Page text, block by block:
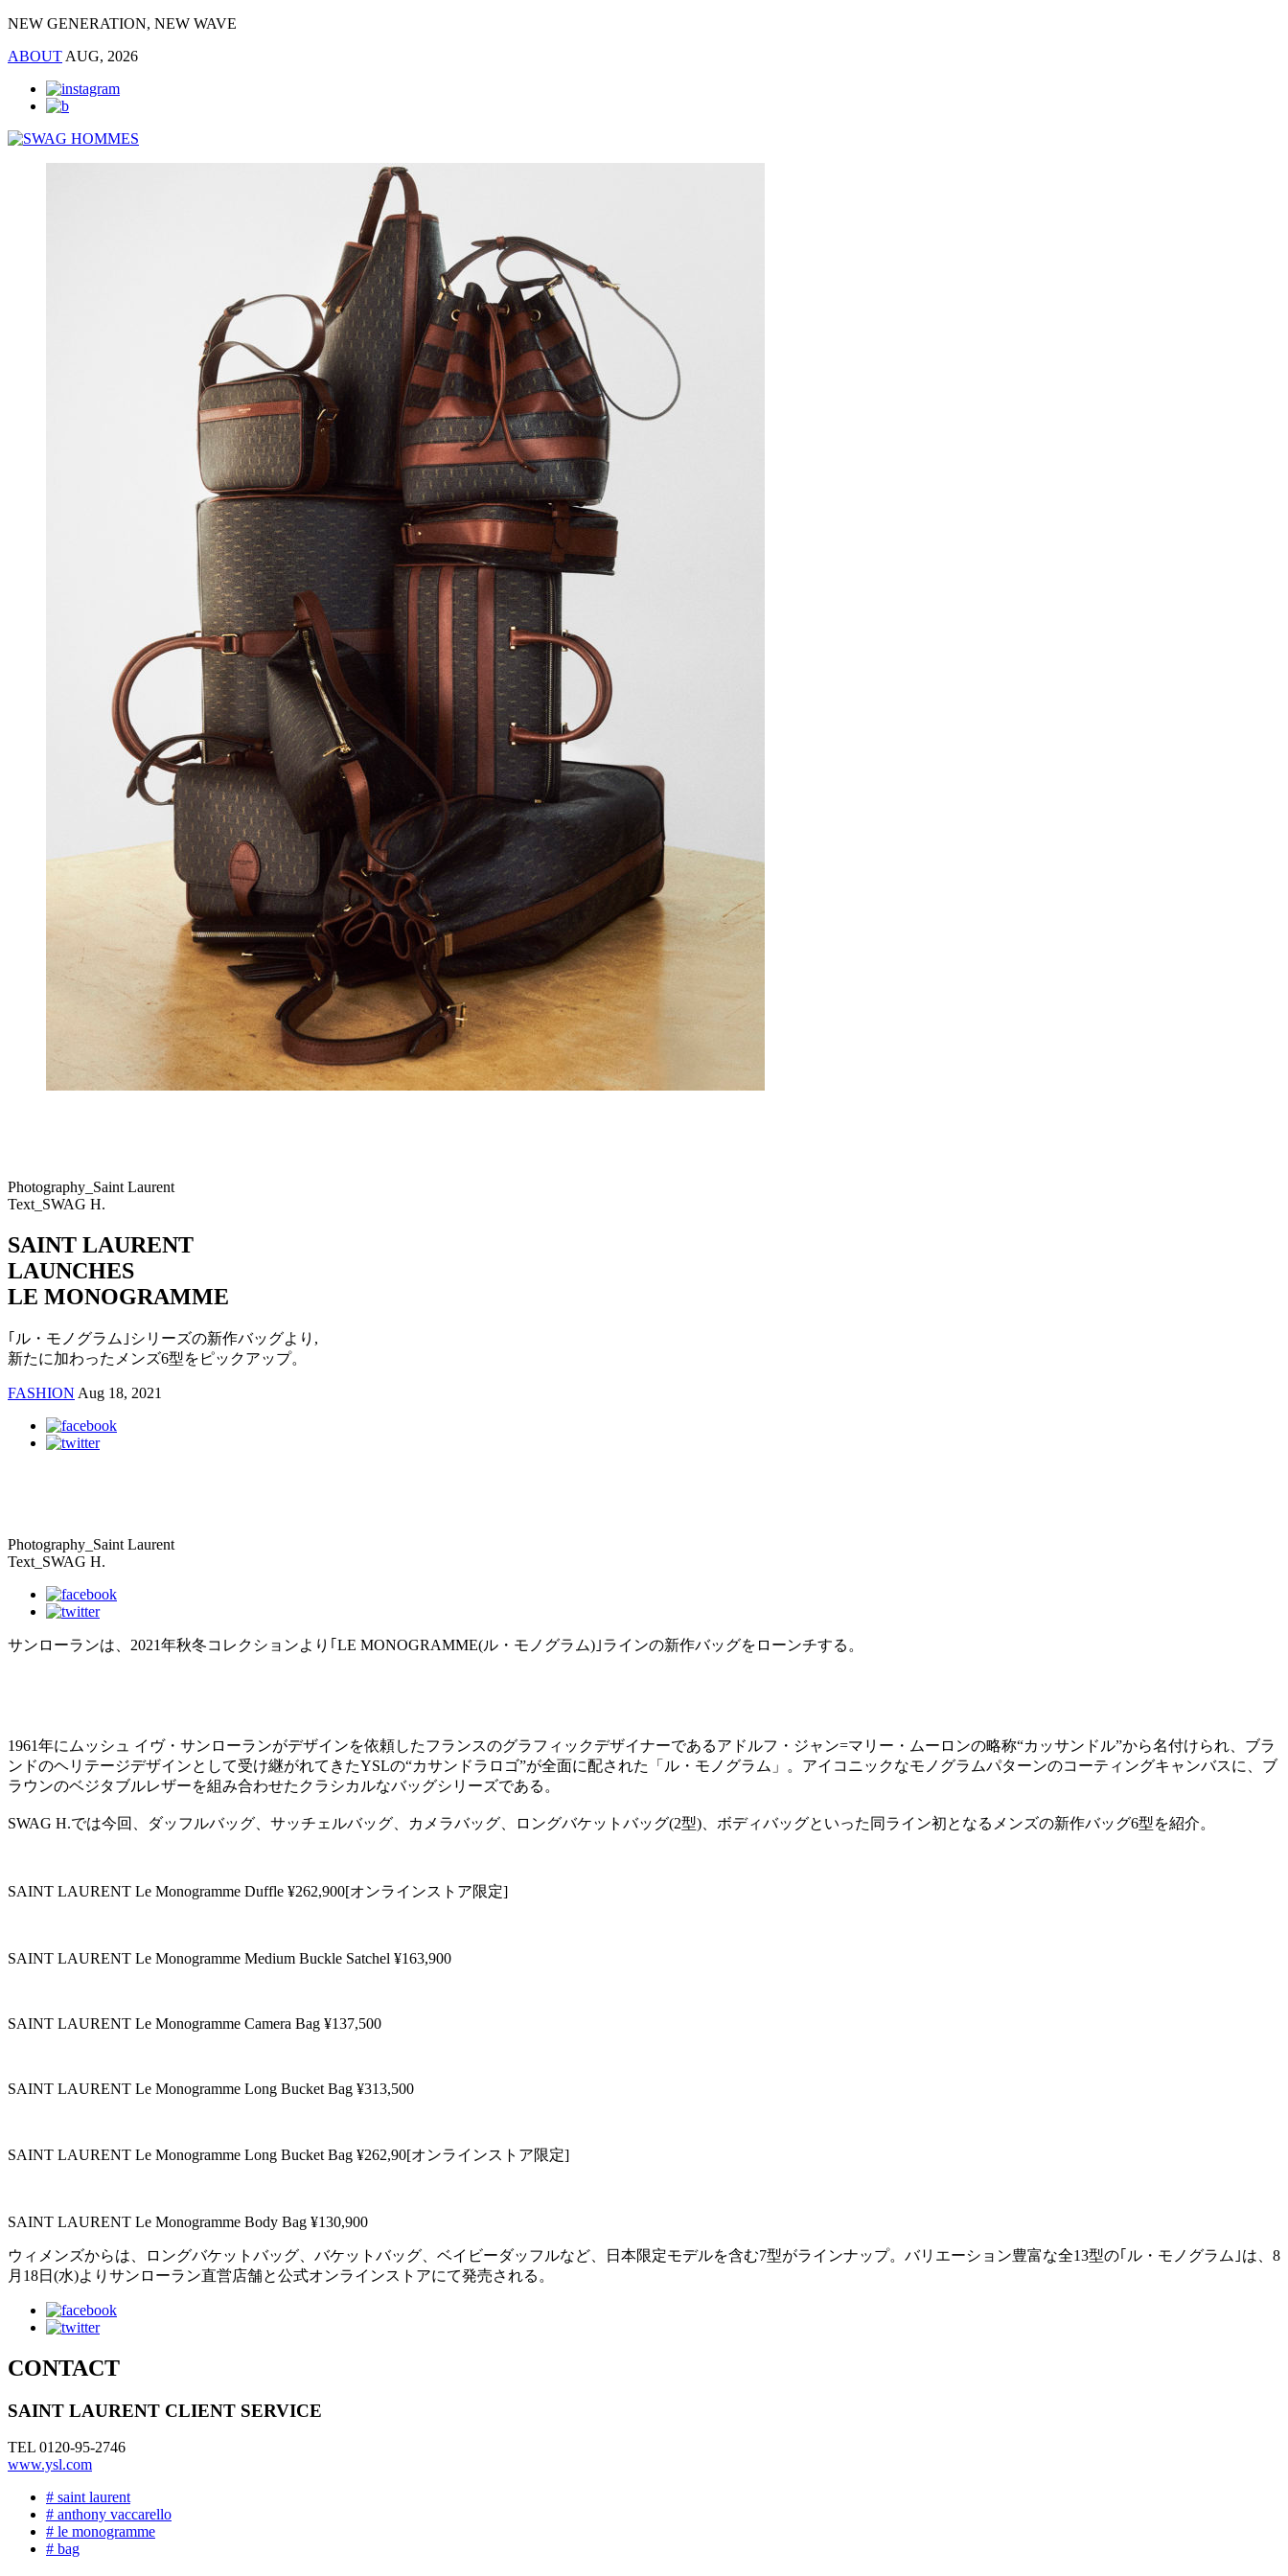
NEW GENERATION, NEW WAVE
ABOUT AUG, 2026
Photography_Saint Laurent
Text_SWAG H.
SAINT LAURENT
LAUNCHES
LE MONOGRAMME
｢ル・モノグラム｣シリーズの新作バッグより,
新たに加わったメンズ6型をピックアップ。
FASHION Aug 18, 2021
Photography_Saint Laurent
Text_SWAG H.
サンローランは、2021年秋冬コレクションより｢LE MONOGRAMME(ル・モノグラム)｣ラインの新作バッグをローンチする。
1961年にムッシュ イヴ・サンローランがデザインを依頼したフランスのグラフィックデザイナーであるアドルフ・ジャン=マリー・ムーロンの略称“カッサンドル”から名付けられ、ブラ
ンドのヘリテージデザインとして受け継がれてきたYSLの“カサンドラロゴ”が全面に配された「ル・モノグラム」。アイコニックなモノグラムパターンのコーティングキャンバスに、ブ
ラウンのベジタブルレザーを組み合わせたクラシカルなバッグシリーズである。
SWAG H.では今回、ダッフルバッグ、サッチェルバッグ、カメラバッグ、ロングバケットバッグ(2型)、ボディバッグといった同ライン初となるメンズの新作バッグ6型を紹介。
SAINT LAURENT Le Monogramme Duffle ¥262,900[オンラインストア限定]
SAINT LAURENT Le Monogramme Medium Buckle Satchel ¥163,900
SAINT LAURENT Le Monogramme Camera Bag ¥137,500
SAINT LAURENT Le Monogramme Long Bucket Bag ¥313,500
SAINT LAURENT Le Monogramme Long Bucket Bag ¥262,90[オンラインストア限定]
SAINT LAURENT Le Monogramme Body Bag ¥130,900
ウィメンズからは、ロングバケットバッグ、バケットバッグ、ベイビーダッフルなど、日本限定モデルを含む7型がラインナップ。バリエーション豊富な全13型の｢ル・モノグラム｣は、8
月18日(水)よりサンローラン直営店舗と公式オンラインストアにて発売される。
CONTACT
SAINT LAURENT CLIENT SERVICE
TEL 0120-95-2746
www.ysl.com
# saint laurent
# anthony vaccarello
# le monogramme
# bag